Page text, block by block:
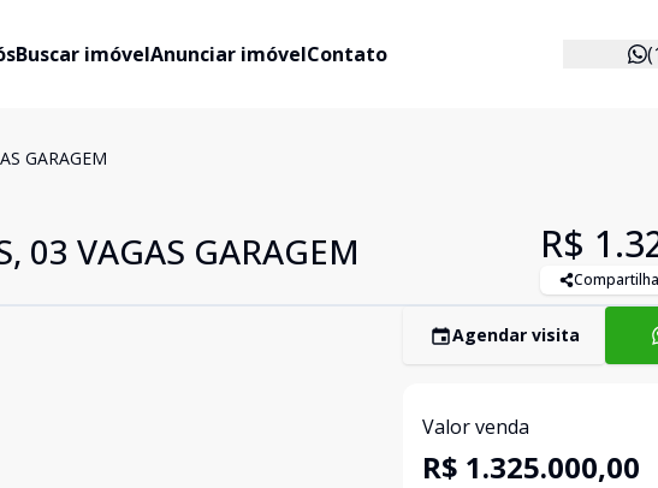
Buscar imóvelAnunciar imóvelContato
GARAGEM
03 VAGAS GARAGEM R$
Agendar visita
Valor venda
R$ 1.325.000,00